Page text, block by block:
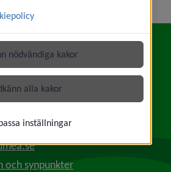
till annan webbplats, öppnas i nytt
och synpunkter
nödvändiga kakor
alla kakor
inställningar